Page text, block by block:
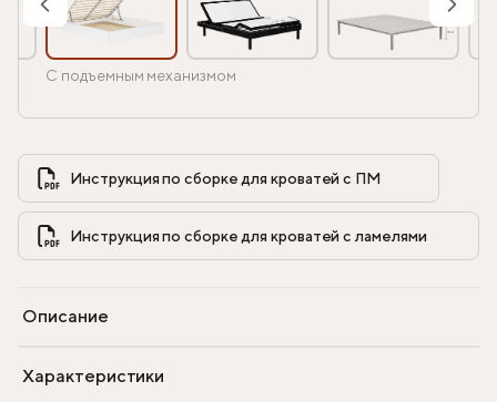
С подъемным механизмом
Инструкция по сборке для кроватей с ПМ
Описание
Характеристики